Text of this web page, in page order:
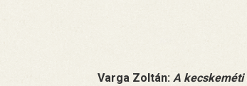
Varga Zoltán: A